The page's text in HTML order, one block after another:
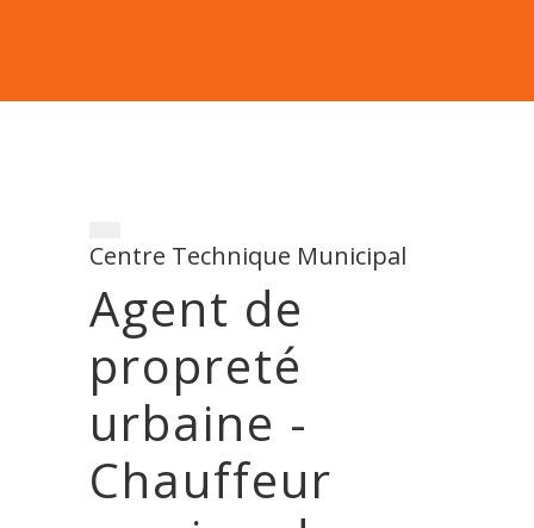
Centre Technique Municipal
Agent de
propreté
urbaine -
Chauffeur